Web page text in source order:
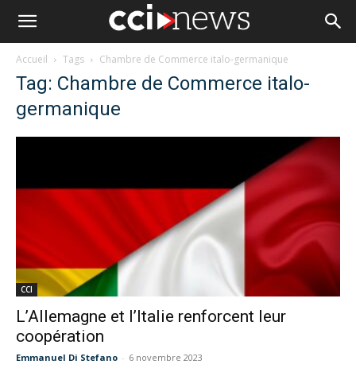
Accueil Tags Chambre de Commerce italo-germanique
Tag: Chambre de Commerce italo-
germanique
CCI
L’Allemagne et l’Italie renforcent leur
coopération
Emmanuel Di Stefano - 6 novembre 2023